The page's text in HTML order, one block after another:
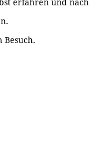
erfahren und nach